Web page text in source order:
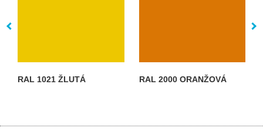
RAL 1021 ŽLUTÁ RAL 2000 ORANŽOVÁ